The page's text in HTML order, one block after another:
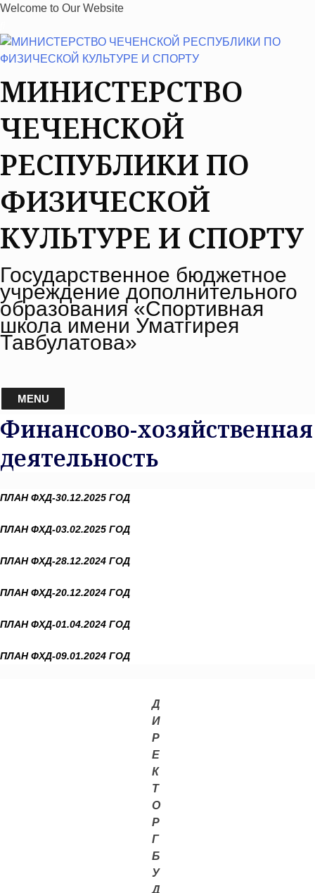
S
i
p
o
t
e
n
Welcome to Our Website
МИНИСТЕРСТВО
ЧЕЧЕНСКОЙ
РЕСПУБЛИКИ ПО
ФИЗИЧЕСКОЙ
КУЛЬТУРЕ И СПОРТУ
Государственное бюджетное
учреждение дополнительного
образования «Спортивная
школа имени Уматгирея
Тавбулатова»
MENU
Финансово-хозяйственная
деятельность
ПЛАН ФХД-30.12.2025 ГОД
ПЛАН ФХД-03.02.2025 ГОД
ПЛАН ФХД-28.12.2024 ГОД
ПЛАН ФХД-20.12.2024 ГОД
ПЛАН ФХД-01.04.2024 ГОД
ПЛАН ФХД-09.01.2024 ГОД
Д
И
Р
Е
К
Т
О
Р
Г
Б
У
Д